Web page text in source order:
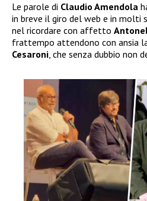
Le parole di Claudio Amendola
in breve il giro del web e in molti
nel ricordare con affetto
frattempo attendono con ansia
Cesaroni, che senza dubbio non